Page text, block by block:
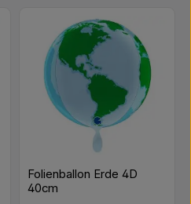
Folienballon Erde 4D
40cm